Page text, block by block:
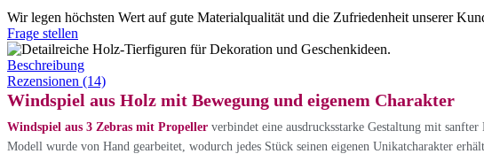
Wir legen höchsten Wert auf gute Materialqualität und die Zufriedenheit unserer
Frage stellen
Beschreibung
Rezensionen (14)
Windspiel aus Holz mit Bewegung und eigenem Charakter
Windspiel aus 3 Zebras mit Propeller verbindet eine ausdrucksstarke Gestaltung mit
Modell wurde von Hand gearbeitet, wodurch jedes Stück seinen eigenen Unikatcharakter